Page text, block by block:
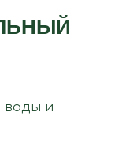
воды и